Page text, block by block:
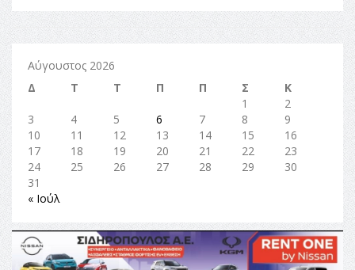
Αύγουστος 2026
Δ
Τ Τ Π Π Σ
Κ
1
2
3
4 5 6 7 8
9
10
11 12 13 14 15
16
17
18 19 20 21 22
23
24
25 26 27 28 29
30
31
« Ιούλ